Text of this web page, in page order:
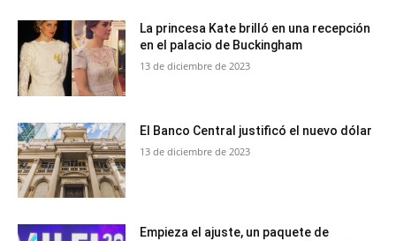
La princesa Kate brilló en una recepción
en el palacio de Buckingham
13 de diciembre de 2023
El Banco Central justificó el nuevo dólar
13 de diciembre de 2023
Empieza el ajuste, un paquete de